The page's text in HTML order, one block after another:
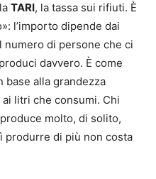
TARI, la tassa sui rifiuti. È
l’importo dipende dai
numero di persone che ci
davvero. È come
base alla grandezza
litri che consumi. Chi
molto, di solito,
produrre di più non costa